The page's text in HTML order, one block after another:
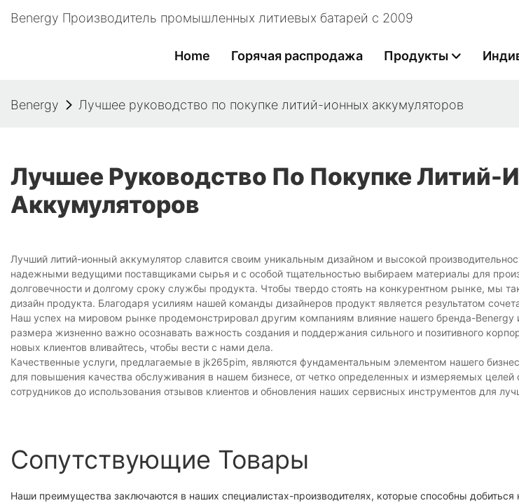
Benergy Производитель промышленных литиевых батарей с 2009
Home Горячая распродажа Продукты
Benergy Лучшее руководство по покупке литий-ионных аккумуляторов
Лучшее Руководство По Покупке Литий-
Аккумуляторов
Лучший литий-ионный аккумулятор славится своим уникальным дизайном и высокой
надежными ведущими поставщиками сырья и с особой тщательностью выбираем материалы для
долговечности и долгому сроку службы продукта. Чтобы твердо стоять на конкурентном рынке, мы
дизайн продукта. Благодаря усилиям нашей команды дизайнеров продукт является результатом
Наш успех на мировом рынке продемонстрировал другим компаниям влияние нашего бренда-Benergy
размера жизненно важно осознавать важность создания и поддержания сильного и позитивного
новых клиентов вливайтесь, чтобы вести с нами дела.
Качественные услуги, предлагаемые в jk265pim, являются фундаментальным элементом нашего
для повышения качества обслуживания в нашем бизнесе, от четко определенных и измеряемых
сотрудников до использования отзывов клиентов и обновления наших сервисных инструментов для
Сопутствующие Товары
Наши преимущества заключаются в наших специалистах-производителях, которые способны добиться